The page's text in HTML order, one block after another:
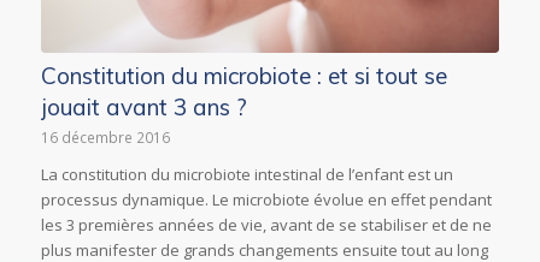
Constitution du microbiote : et si tout se
jouait avant 3 ans ?
16 décembre 2016
La constitution du microbiote intestinal de l’enfant est un
processus dynamique. Le microbiote évolue en effet pendant
les 3 premières années de vie, avant de se stabiliser et de ne
plus manifester de grands changements ensuite tout au long